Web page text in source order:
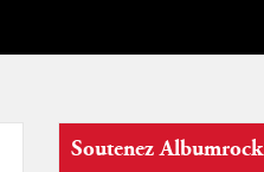
Soutenez Albumrock